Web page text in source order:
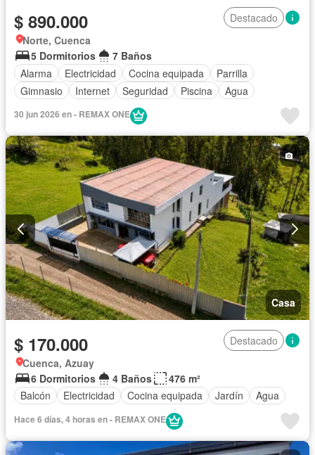
$ 890.000
Destacado
Norte, Cuenca
5 Dormitorios
7 Baños
Alarma
Electricidad Cocina equipada
Parrilla
Gimnasio
Internet Seguridad Piscina Agua
30 jun 2026 en - REMAX ONE
Casa
$ 170.000
Destacado
Cuenca, Azuay
6 Dormitorios
4 Baños
476 m²
Balcón
Electricidad Cocina equipada Jardín Agua
Hace 6 días, 4 horas en - REMAX ONE